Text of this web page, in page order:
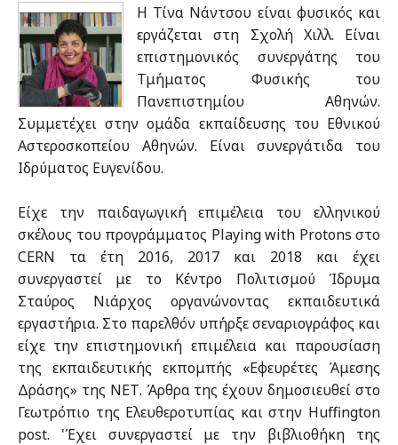
Η Τίνα Νάντσου είναι φυσικός και
εργάζεται στη Σχολή Χιλλ. Είναι
επιστημονικός συνεργάτης του
Τμήματος Φυσικής του
Πανεπιστημίου Αθηνών.
Συμμετέχει στην ομάδα εκπαίδευσης του Εθνικού
Αστεροσκοπείου Αθηνών. Είναι συνεργάτιδα του
Ιδρύματος Ευγενίδου.
Είχε την παιδαγωγική επιμέλεια του ελληνικού
σκέλους του προγράμματος Playing with Protons στο
CERN τα έτη 2016, 2017 και 2018 και έχει
συνεργαστεί με το Κέντρο Πολιτισμού Ίδρυμα
Σταύρος Νιάρχος οργανώνοντας εκπαιδευτικά
εργαστήρια. Στο παρελθόν υπήρξε σεναριογράφος και
είχε την επιστημονική επιμέλεια και παρουσίαση
της εκπαιδευτικής εκπομπής «Εφευρέτες Άμεσης
Δράσης» της ΝΕΤ. Άρθρα της έχουν δημοσιευθεί στο
Γεωτρόπιο της Ελευθεροτυπίας και στην Huffington
post. 'Έχει συνεργαστεί με την βιβλιοθήκη της